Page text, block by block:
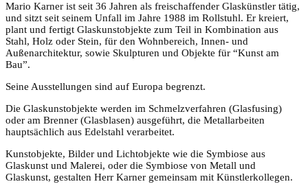
Mario Karner ist seit 36 Jahren als freischaffender Glaskünstler tätig,
und sitzt seit seinem Unfall im Jahre 1988 im Rollstuhl. Er kreiert,
plant und fertigt Glaskunstobjekte zum Teil in Kombination aus
Stahl, Holz oder Stein, für den Wohnbereich, Innen- und
Außenarchitektur, sowie Skulpturen und Objekte für “Kunst am
Bau”.
Seine Ausstellungen sind auf Europa begrenzt.
Die Glaskunstobjekte werden im Schmelzverfahren (Glasfusing)
oder am Brenner (Glasblasen) ausgeführt, die Metallarbeiten
hauptsächlich aus Edelstahl verarbeitet.
Kunstobjekte, Bilder und Lichtobjekte wie die Symbiose aus
Glaskunst und Malerei, oder die Symbiose von Metall und
Glaskunst, gestalten Herr Karner gemeinsam mit Künstlerkollegen.